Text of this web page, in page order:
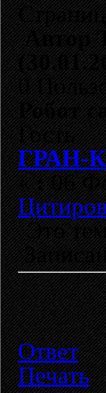
Автор
0
Робот
Гость
ГРАН-
«:06
Это
Ответ
Печать